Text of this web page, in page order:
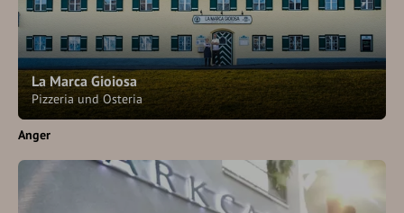
La Marca Gioiosa
Pizzeria und Osteria
Anger